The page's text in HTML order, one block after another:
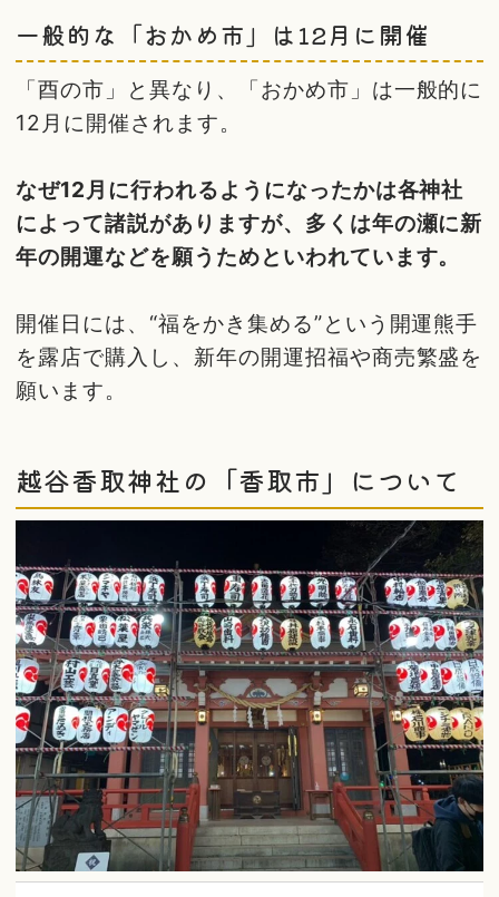
一般的な「おかめ市」は12月に開催
「酉の市」と異なり、「おかめ市」は一般的に
12月に開催されます。
なぜ12月に行われるようになったかは各神社
によって諸説がありますが、多くは年の瀬に新
年の開運などを願うためといわれています。
開催日には、“福をかき集める”という開運熊手
を露店で購入し、新年の開運招福や商売繁盛を
願います。
越谷香取神社の「香取市」について